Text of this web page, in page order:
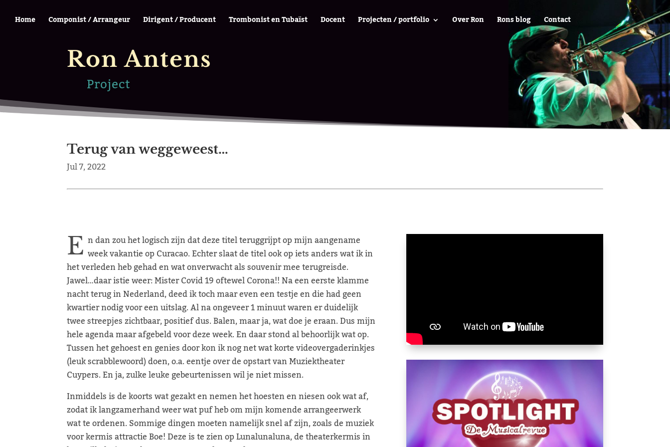
Home Componist / Arrangeur Dirigent / Producent Trombonist en Tubaïst Docent Projecten / portfolio Over Ron Rons blog Contact
Ron Antens
Project
Terug van weggeweest…
Jul 7, 2022
E n dan zou het logisch zijn dat deze titel teruggrijpt op mijn aangename
week vakantie op Curacao. Echter slaat de titel ook op iets anders wat ik in
het verleden heb gehad en wat onverwacht als souvenir mee terugreisde.
Jawel…daar istie weer: Mister Covid 19 oftewel Corona!! Na een eerste klamme
nacht terug in Nederland, deed ik toch maar even een testje en die had geen
kwartier nodig voor een uitslag. Al na ongeveer 1 minuut waren er duidelijk
twee streepjes zichtbaar, positief dus. Balen, maar ja, wat doe je eraan. Dus mijn
hele agenda maar afgebeld voor deze week. En daar stond al behoorlijk wat op.
Tussen het gehoest en genies door kon ik nog net wat korte videovergaderinkjes
(leuk scrabblewoord) doen, o.a. eentje over de opstart van Muziektheater
Cuypers. En ja, zulke leuke gebeurtenissen wil je niet missen.
Inmiddels is de koorts wat gezakt en nemen het hoesten en niesen ook wat af,
zodat ik langzamerhand weer wat puf heb om mijn komende arrangeerwerk
wat te ordenen. Sommige dingen moeten namelijk snel af zijn, zoals de muziek
voor kermis attractie Boe! Deze is te zien op Lunalunaluna, de theaterkermis in